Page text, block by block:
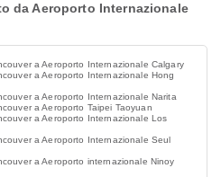
da Aeroporto Internazionale
a Aeroporto Internazionale Calgary
a Aeroporto Internazionale Hong
a Aeroporto Internazionale Narita
a Aeroporto Taipei Taoyuan
a Aeroporto Internazionale Los
a Aeroporto Internazionale Seul
a Aeroporto internazionale Ninoy